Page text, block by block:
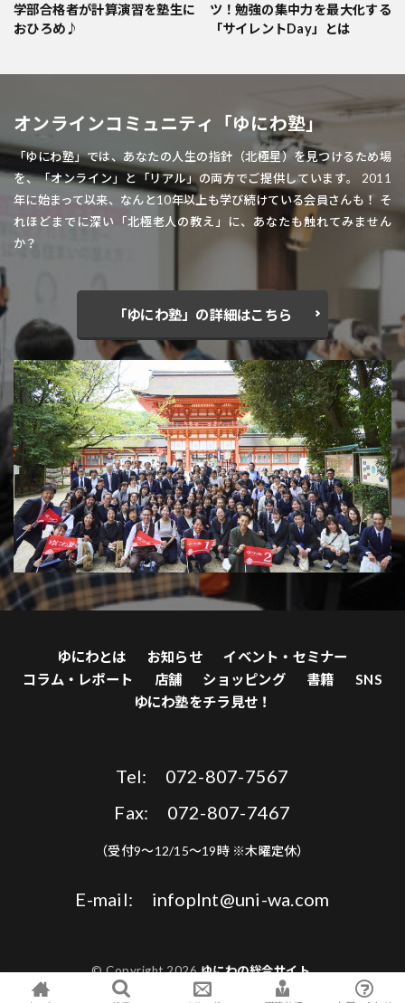
学部合格者が計算演習を塾生に
おひろめ♪
ツ！勉強の集中力を最大化する
「サイレントDay」とは
オンラインコミュニティ「ゆにわ塾」
「ゆにわ塾」では、あなたの人生の指針（北極星）を見つけるため場
を、「オンライン」と「リアル」の両方でご提供しています。 2011
年に始まって以来、なんと10年以上も学び続けている会員さんも！ そ
れほどまでに深い「北極老人の教え」に、あなたも触れてみません
か？
「ゆにわ塾」の詳細はこちら
ゆにわとは お知らせ
イベント・セミナー
コラム・レポート
店舗 ショッピング 書籍
SNS
ゆにわ塾をチラ見せ！
Tel: 072-807-7567
Fax: 072-807-7467
（受付9〜12/15〜19時 ※木曜定休）
E-mail: infoplnt@uni-wa.com
© Copyright 2026ゆにわの総合サイト.